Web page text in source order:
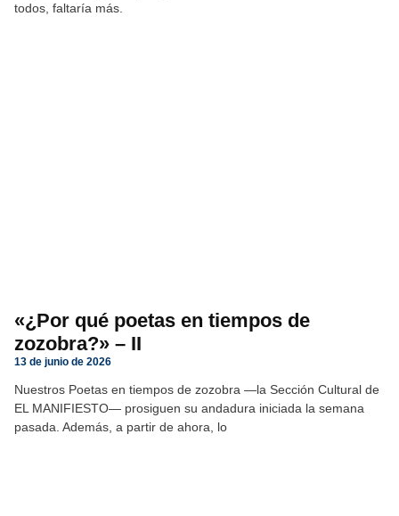
todos, faltaría más.
«¿Por qué poetas en tiempos de
zozobra?» – II
13 de junio de 2026
Nuestros Poetas en tiempos de zozobra —la Sección Cultural de
EL MANIFIESTO— prosiguen su andadura iniciada la semana
pasada. Además, a partir de ahora, lo